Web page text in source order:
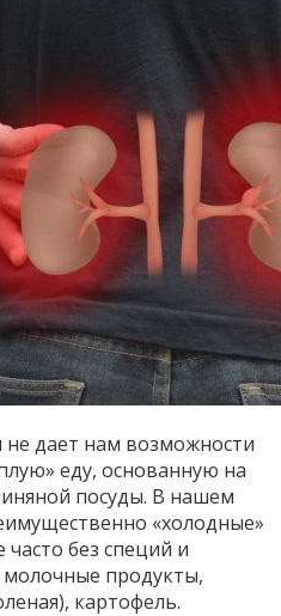
дает нам возможности
еду, основанную на
посуды. В нашем
«холодные»
без специй и
молочные продукты,
картофель.